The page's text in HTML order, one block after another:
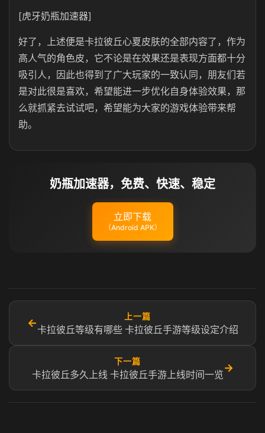
[虎牙奶瓶加速器]
好了，上述便是卡拉彼丘心夏皮肤的全部内容了，作为
高人气的角色皮，它不论是在效果还是表现方面都十分
吸引人，因此也得到了广大玩家的一致认同，朋友们若
是对此很是喜欢，希望能进一步优化自身体验效果，那
么就抓紧去试试吧，希望能为大家的游戏体验带来帮
助。
奶瓶加速器，免费、快速、稳定
立即下载
（Android APK）
←
上一篇
卡拉彼丘等级有哪些 卡拉彼丘手游等级设定介绍
下一篇
卡拉彼丘多久上线 卡拉彼丘手游上线时间一览
→